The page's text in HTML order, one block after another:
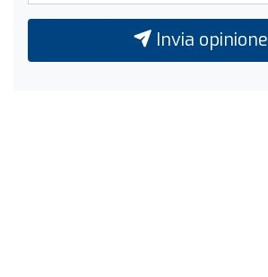
Invia opinione